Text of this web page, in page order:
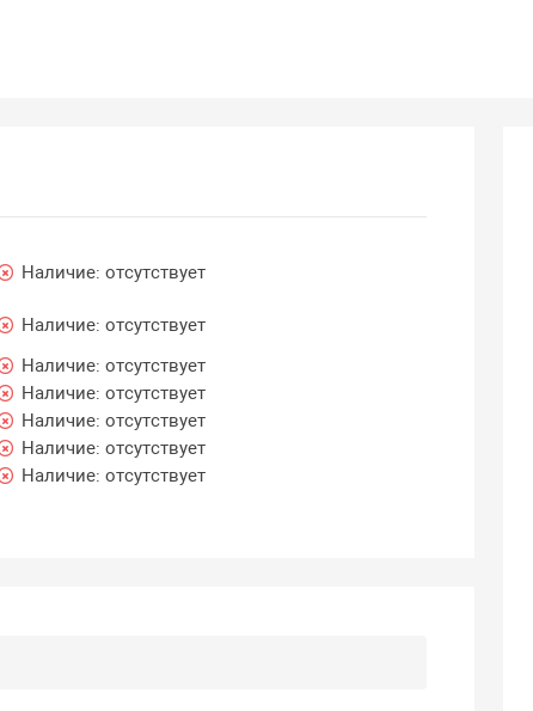
Наличие: отсутствует
Наличие: отсутствует
Наличие: отсутствует
Наличие: отсутствует
Наличие: отсутствует
Наличие: отсутствует
Наличие: отсутствует